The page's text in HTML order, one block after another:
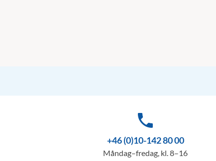
phone
+46 (0)10-142 80 00
Måndag–fredag, kl. 8–16